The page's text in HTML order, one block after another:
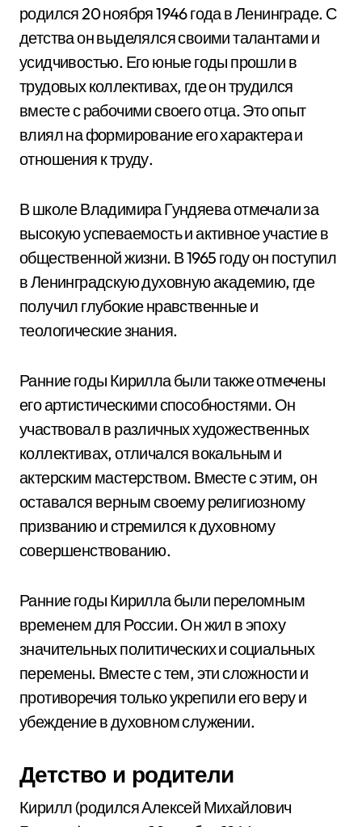
родился 20 ноября 1946 года в Ленинграде. С
детства он выделялся своими талантами и
усидчивостью. Его юные годы прошли в
трудовых коллективах, где он трудился
вместе с рабочими своего отца. Это опыт
влиял на формирование его характера и
отношения к труду.
В школе Владимира Гундяева отмечали за
высокую успеваемость и активное участие в
общественной жизни. В 1965 году он поступил
в Ленинградскую духовную академию, где
получил глубокие нравственные и
теологические знания.
Ранние годы Кирилла были также отмечены
его артистическими способностями. Он
участвовал в различных художественных
коллективах, отличался вокальным и
актерским мастерством. Вместе с этим, он
оставался верным своему религиозному
призванию и стремился к духовному
совершенствованию.
Ранние годы Кирилла были переломным
временем для России. Он жил в эпоху
значительных политических и социальных
перемены. Вместе с тем, эти сложности и
противоречия только укрепили его веру и
убеждение в духовном служении.
Детство и родители
Кирилл (родился Алексей Михайлович